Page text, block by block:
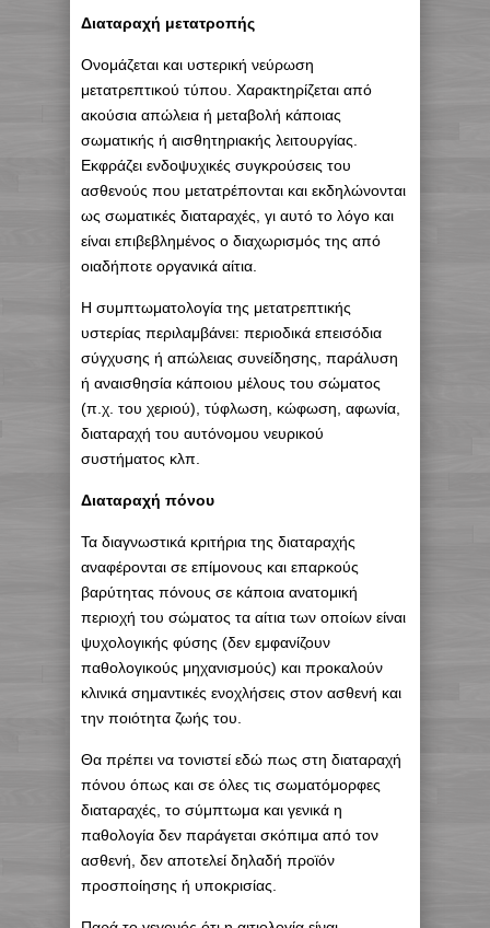
Διαταραχή μετατροπής
Ονομάζεται και υστερική νεύρωση
μετατρεπτικού τύπου. Χαρακτηρίζεται από
ακούσια απώλεια ή μεταβολή κάποιας
σωματικής ή αισθητηριακής λειτουργίας.
Εκφράζει ενδοψυχικές συγκρούσεις του
ασθενούς που μετατρέπονται και εκδηλώνονται
ως σωματικές διαταραχές, γι αυτό το λόγο και
είναι επιβεβλημένος ο διαχωρισμός της από
οιαδήποτε οργανικά αίτια.
Η συμπτωματολογία της μετατρεπτικής
υστερίας περιλαμβάνει: περιοδικά επεισόδια
σύγχυσης ή απώλειας συνείδησης, παράλυση
ή αναισθησία κάποιου μέλους του σώματος
(π.χ. του χεριού), τύφλωση, κώφωση, αφωνία,
διαταραχή του αυτόνομου νευρικού
συστήματος κλπ.
Διαταραχή πόνου
Τα διαγνωστικά κριτήρια της διαταραχής
αναφέρονται σε επίμονους και επαρκούς
βαρύτητας πόνους σε κάποια ανατομική
περιοχή του σώματος τα αίτια των οποίων είναι
ψυχολογικής φύσης (δεν εμφανίζουν
παθολογικούς μηχανισμούς) και προκαλούν
κλινικά σημαντικές ενοχλήσεις στον ασθενή και
την ποιότητα ζωής του.
Θα πρέπει να τονιστεί εδώ πως στη διαταραχή
πόνου όπως και σε όλες τις σωματόμορφες
διαταραχές, το σύμπτωμα και γενικά η
παθολογία δεν παράγεται σκόπιμα από τον
ασθενή, δεν αποτελεί δηλαδή προϊόν
προσποίησης ή υποκρισίας.